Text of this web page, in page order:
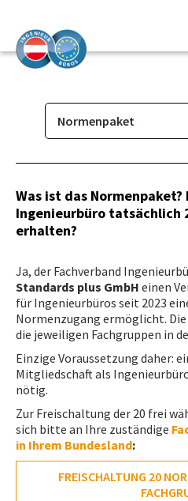
DAS
WIENING
Normenpaket
Das Ingenieurbüro
Berufsbild &
Branchenrecht
Normenpaket
Leistungsbilder/
Downloads, Links
Was ist das Normenpaket?
Ingenieurbüro tatsächlich
erhalten?
Ja, der Fachverband
Standards plus GmbH einen
für Ingenieurbüros seit 2023
Normenzugang ermöglicht.
die jeweiligen Fachgruppen in
Einzige Voraussetzung daher:
Mitgliedschaft als
nötig.
Zur Freischaltung der 20 frei
sich bitte an Ihre zuständige
in Ihrem Bundesland:
FREISCHALTUNG 20